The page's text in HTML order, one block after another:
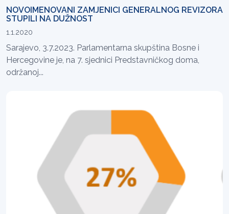
NOVOIMENOVANI ZAMJENICI GENERALNOG REVIZORA
STUPILI NA DUŽNOST
1.1.2020
Sarajevo, 3.7.2023. Parlamentarna skupština Bosne i
Hercegovine je, na 7. sjednici Predstavničkog doma,
održanoj...